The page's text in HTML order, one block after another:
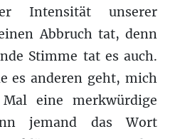
Intensität unserer
Abbruch tat, denn
Stimme tat es auch.
es anderen geht, mich
eine merkwürdige
jemand das Wort